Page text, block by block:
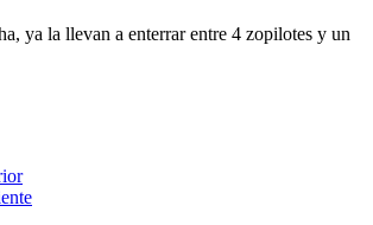
ya la llevan a enterrar entre 4 zopilotes y un